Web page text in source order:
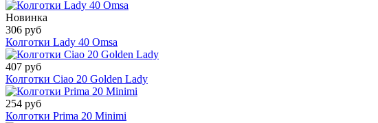
Новинка
306 руб
Колготки Lady 40 Omsa
407 руб
Колготки Ciao 20 Golden Lady
254 руб
Колготки Prima 20 Minimi